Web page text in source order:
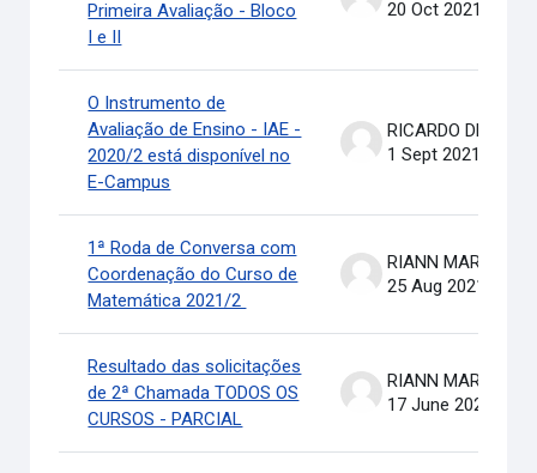
Primeira Avaliação - Bloco
I e II
20 Oct 2021
O Instrumento de
Avaliação de Ensino - IAE -
2020/2 está disponível no
E-Campus
1 Sept 2021
1ª Roda de Conversa com
Coordenação do Curso de
Matemática 2021/2
25 Aug 2021
Resultado das solicitações
de 2ª Chamada TODOS OS
CURSOS - PARCIAL
17 June 2021